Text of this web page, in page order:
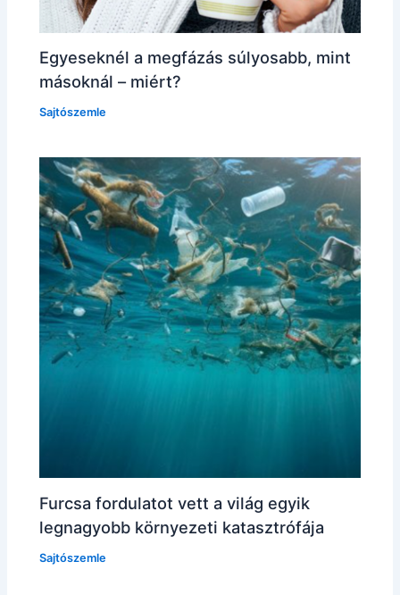
Egyeseknél a megfázás súlyosabb, mint
másoknál – miért?
Sajtószemle
Furcsa fordulatot vett a világ egyik
legnagyobb környezeti katasztrófája
Sajtószemle